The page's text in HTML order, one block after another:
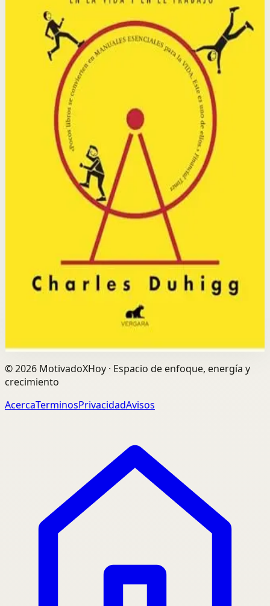
Por qué importa
Este libro importa porque revela el mecanismo oculto de
los hábitos y te da el conocimiento para reprogramarlos
intencionalmente, transformándote a ti mismo y a tu
Para quién es
Es para personas que quieren entender por qué hacen
lo que hacen y cambiar sus comportamientos
automáticos para mejorar su salud, productividad y
La idea central es que todo hábito sigue un bucle: señal,
rutina y recompensa; y al identificar este ciclo, podemos
modificar cualquier hábito en nuestra vida.
Selección afiliada
Construir Habitos Positivos
Abrir fichaComprar en Kobo
Divulgación: podemos ganar una comisión si compras
©2026 MotivadoXHoy · Espacio de enfoque, energía y
crecimiento
AcercaTerminosPrivacidadAvisos